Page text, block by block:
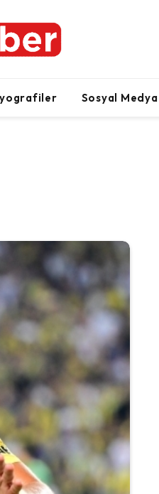
Sosyal Medya